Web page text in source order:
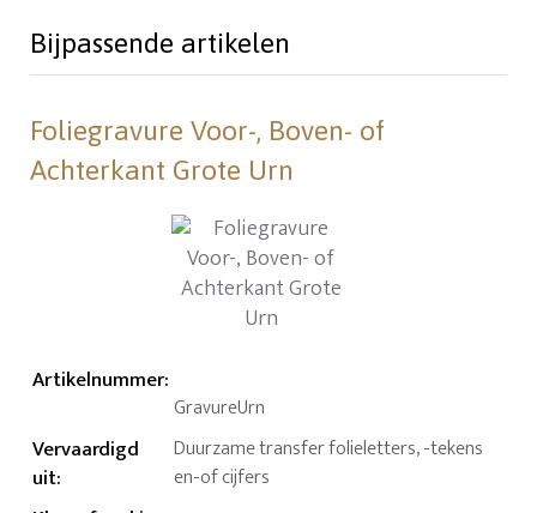
Bijpassende artikelen
Foliegravure Voor-, Boven- of
Achterkant Grote Urn
Artikelnummer:
GravureUrn
Vervaardigd
uit:
Duurzame transfer folieletters, -tekens
en-of cijfers